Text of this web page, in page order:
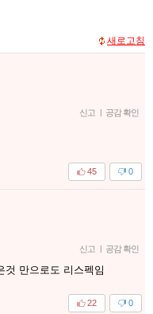
새로고침
신고 | 공감 확인
0
45
신고 | 공감 확인
만으로도 리스펙임
0
22